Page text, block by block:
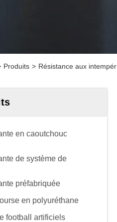
Produits > Résistance aux
en caoutchouc
de système de
préfabriquée
en polyuréthane
football artificiels